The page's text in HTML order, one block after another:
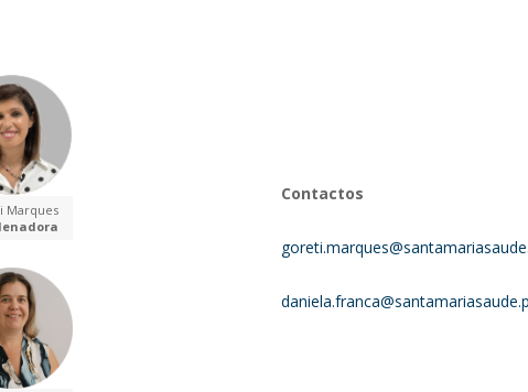
Marques
Contactos